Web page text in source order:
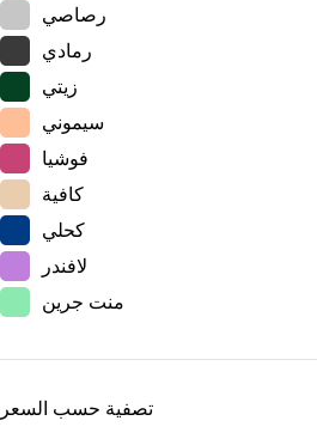
رصاصي
رمادي
زيتي
سيموني
فوشيا
كافية
كحلي
لافندر
منت جرين
تصفية حسب السعر